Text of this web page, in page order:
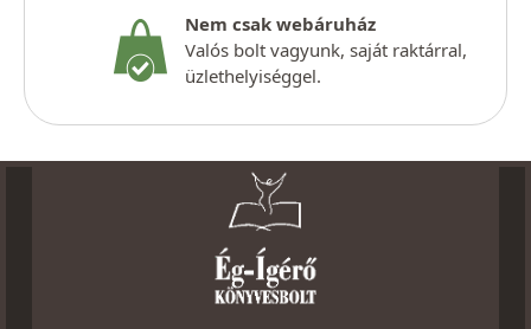
Nem csak webáruház
Valós bolt vagyunk, saját raktárral,
üzlethelyiséggel.